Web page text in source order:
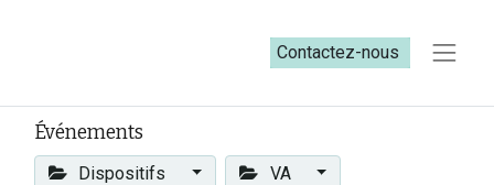
Contactez-nous​​
Événements
Dispositifs VA